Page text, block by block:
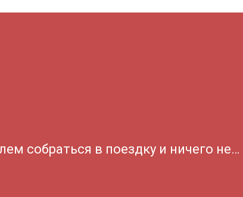
собраться в поездку и ничего не…